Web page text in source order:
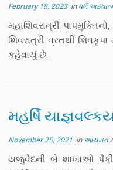
February 18, 2023inધર્મ
મહાશિવરાત્રી
શિવરાત્રી વ્રતથી
કહેવાયું છે.
મહર્ષિ
November 25, 2021 in આચમન/
યજુર્વેદની બે શાખાઓ